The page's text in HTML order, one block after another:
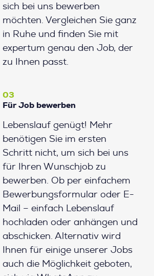
sich bei uns bewerben
möchten. Vergleichen Sie ganz
in Ruhe und finden Sie mit
expertum genau den Job, der
zu Ihnen passt.
03
Für Job bewerben
Lebenslauf genügt! Mehr
benötigen Sie im ersten
Schritt nicht, um sich bei uns
für Ihren Wunschjob zu
bewerben. Ob per einfachem
Bewerbungsformular oder E-
Mail – einfach Lebenslauf
hochladen oder anhängen und
abschicken. Alternativ wird
Ihnen für einige unserer Jobs
auch die Möglichkeit geboten,